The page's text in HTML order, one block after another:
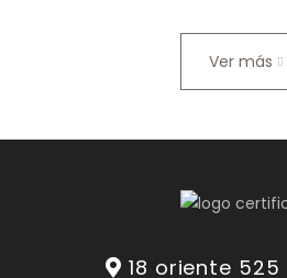
Ver más
18 oriente